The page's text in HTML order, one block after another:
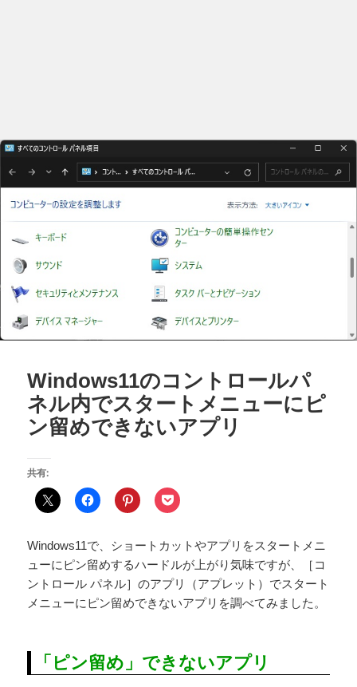
Windows11のコントロールパ
ネル内でスタートメニューにピ
ン留めできないアプリ
共有:
Windows11で、ショートカットやアプリをスタートメニ
ューにピン留めするハードルが上がり気味ですが、［コ
ントロール パネル］のアプリ（アプレット）でスタート
メニューにピン留めできないアプリを調べてみました。
「ピン留め」できないアプリ